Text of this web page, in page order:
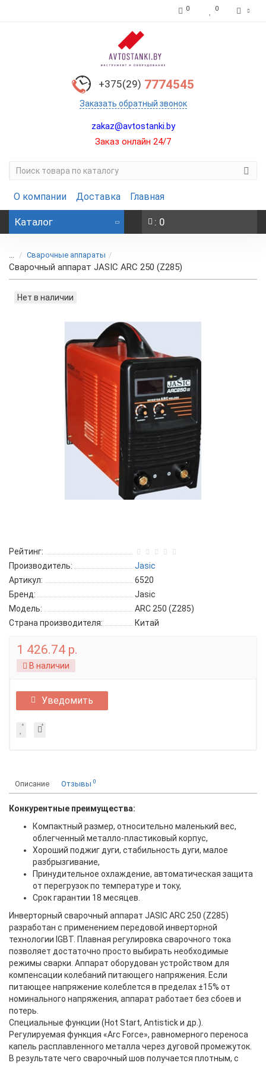
0 0
+375(29) 7774545
Заказать обратный звонок
zakaz@avtostanki.by
Заказ онлайн 24/7
О компании Доставка Главная
Каталог : 0
... Сварочные аппараты
Сварочный аппарат JASIC ARC 250 (Z285)
Нет в наличии
Рейтинг:
Производитель:
Jasic
Артикул:
6520
Бренд:
Jasic
Модель:
ARC 250 (Z285)
Страна производителя:
Китай
1 426.74 р.
В наличии
Уведомить
Описание Отзывы 0
Конкурентные преимущества:
Компактный размер, относительно маленький вес,
облегченный металло-пластиковый корпус,
Хороший поджиг дуги, стабильность дуги, малое
разбрызгивание,
Принудительное охлаждение, автоматическая защита
от перегрузок по температуре и току,
Срок гарантии 18 месяцев.
Инверторный сварочный аппарат JASIC ARC 250 (Z285)
разработан с применением передовой инверторной
технологии IGBT. Плавная регулировка сварочного тока
позволяет достаточно просто выбирать необходимые
режимы сварки. Аппарат оборудован устройством для
компенсации колебаний питающего напряжения. Если
питающее напряжение колеблется в пределах ±15% от
номинального напряжения, аппарат работает без сбоев и
потерь.
Специальные функции (Hot Start, Antistick и др.).
Регулируемая функция «Arc Force», равномерного переноса
капель расплавленного металла через дуговой промежуток.
В результате чего сварочный шов получается плотным, с